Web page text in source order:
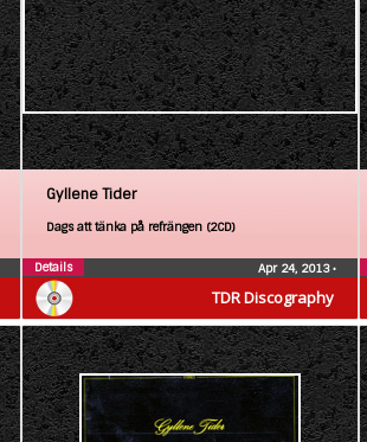
TDR Discography
Gyllene Tider
Dags att tänka på refrängen (2CD)
Apr 24, 2013•
Details